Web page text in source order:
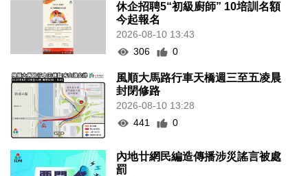
休企招聘5“初級廚師” 10培訓名額
今起報名
2026-08-10 13:43
306
0
風順大馬路行車天橋週三至五凌晨
封閉修路
2026-08-10 13:28
441
0
內地廿網民編造傳播涉災謠言被處
罰